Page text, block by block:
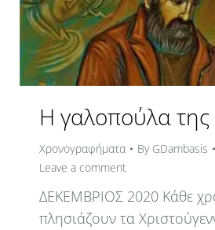
Η γαλοπούλα
Χρονογραφήματα By GDambasis
Leave a comment
ΔΕΚΕΜΒΡΙΟΣ 2020 Κάθε
πλησιάζουν τα